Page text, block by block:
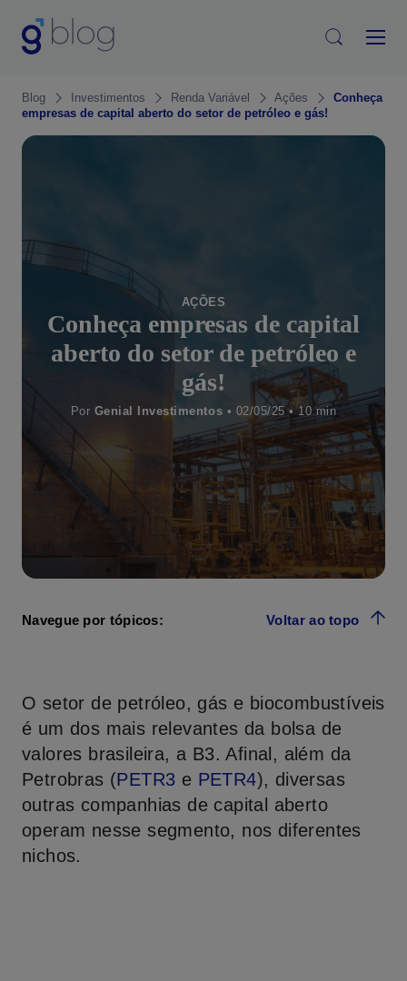
Blog Investimentos Renda Variável Ações
Conheça
empresas de capital aberto do setor de petróleo e gás!
AÇÕES
Conheça empresas de capital
aberto do setor de petróleo e
gás!
Por Genial Investimentos • 02/05/25 •
Navegue por tópicos: Voltar ao topo
O setor de petróleo, gás e biocombustíveis
é um dos mais relevantes da bolsa de
valores brasileira, a B3. Afinal, além da
Petrobras (PETR3 e PETR4), diversas
outras companhias de capital aberto
operam nesse segmento, nos diferentes
nichos.